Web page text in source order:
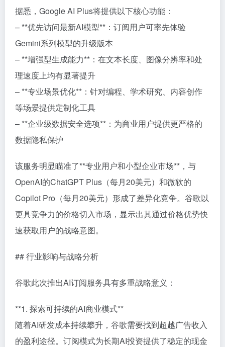
据悉，Google AI Plus将提供以下核心功能：
– **优先访问最新AI模型**：订阅用户可率先体验
Gemini系列模型的升级版本
– **增强型生成能力**：在文本长度、图像分辨率和处
理速度上均有显著提升
– **专业场景优化**：针对编程、学术研究、内容创作
等场景提供定制化工具
– **企业级数据安全选项**：为商业用户提供更严格的
数据隐私保护
该服务明显瞄准了**专业用户和小型企业市场**，与
OpenAI的ChatGPT Plus（每月20美元）和微软的
Copilot Pro（每月20美元）形成了差异化竞争。谷歌以
更具竞争力的价格切入市场，显示出其通过价格优势快
速获取用户的战略意图。
## 行业影响与战略分析
谷歌此次推出AI订阅服务具有多重战略意义：
**1. 探索可持续的AI商业模式**
随着AI研发成本持续攀升，谷歌需要找到超越广告收入
的盈利途径。订阅模式为长期AI投资提供了稳定的现金